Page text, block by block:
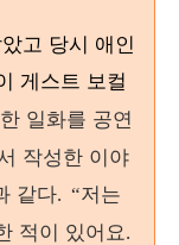
고 당시 애인
게스트 보컬
일화를 공연
작성한 이야
같다. “저는
적이 있어요.